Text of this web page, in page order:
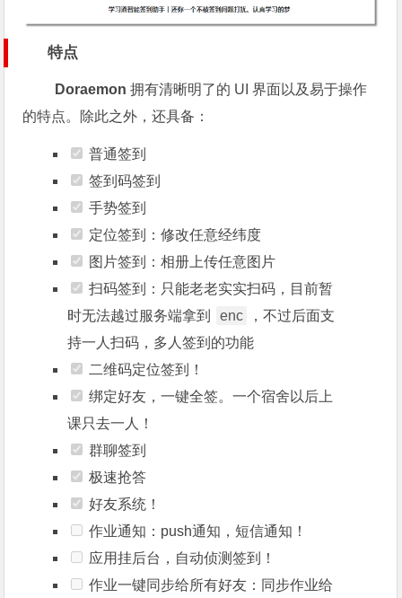
特点
Doraemon 拥有清晰明了的 UI 界面以及易于操作
的特点。除此之外，还具备：
普通签到
签到码签到
手势签到
定位签到：修改任意经纬度
图片签到：相册上传任意图片
扫码签到：只能老老实实扫码，目前暂
时无法越过服务端拿到
enc
，不过后面支
持一人扫码，多人签到的功能
二维码定位签到！
绑定好友，一键全签。一个宿舍以后上
课只去一人！
群聊签到
极速抢答
好友系统！
作业通知：push通知，短信通知！
应用挂后台，自动侦测签到！
作业一键同步给所有好友：同步作业给